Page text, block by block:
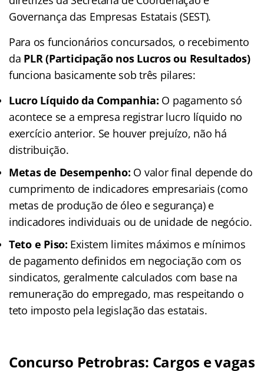
Governança das Empresas Estatais (SEST).
Para os funcionários concursados, o recebimento
da PLR (Participação nos Lucros ou Resultados)
funciona basicamente sob três pilares:
Lucro Líquido da Companhia: O pagamento só
acontece se a empresa registrar lucro líquido no
exercício anterior. Se houver prejuízo, não há
distribuição.
Metas de Desempenho: O valor final depende do
cumprimento de indicadores empresariais (como
metas de produção de óleo e segurança) e
indicadores individuais ou de unidade de negócio.
Teto e Piso: Existem limites máximos e mínimos
de pagamento definidos em negociação com os
sindicatos, geralmente calculados com base na
remuneração do empregado, mas respeitando o
teto imposto pela legislação das estatais.
Concurso Petrobras: Cargos e vagas